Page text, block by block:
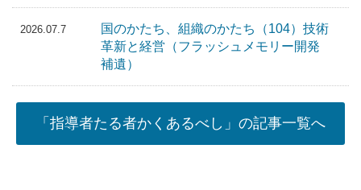
2026.07.7
国のかたち、組織のかたち（104）技術
革新と経営（フラッシュメモリー開発
補遺）
「指導者たる者かくあるべし」の記事一覧へ